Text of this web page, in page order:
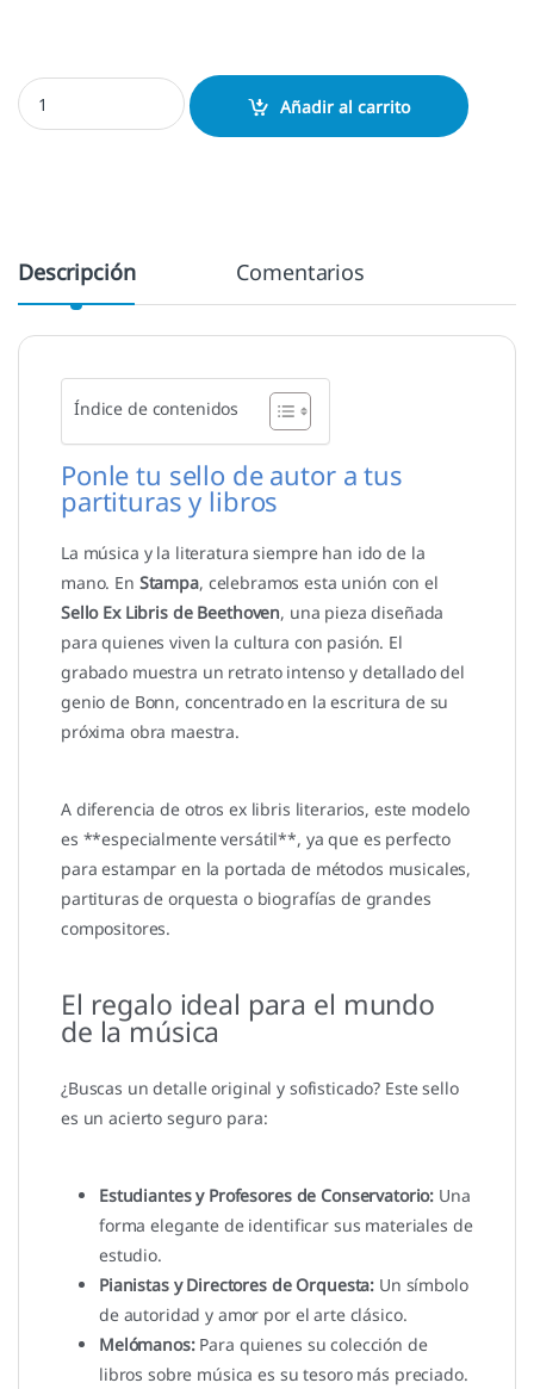
Sello Ex Libris Beethoven Personalizado cantidad
Añadir al carrito
Descripción Comentarios
Índice de contenidos
Ponle tu sello de autor a tus
partituras y libros
La música y la literatura siempre han ido de la
mano. En Stampa, celebramos esta unión con el
Sello Ex Libris de Beethoven, una pieza diseñada
para quienes viven la cultura con pasión. El
grabado muestra un retrato intenso y detallado del
genio de Bonn, concentrado en la escritura de su
próxima obra maestra.
A diferencia de otros ex libris literarios, este modelo
es **especialmente versátil**, ya que es perfecto
para estampar en la portada de métodos musicales,
partituras de orquesta o biografías de grandes
compositores.
El regalo ideal para el mundo
de la música
¿Buscas un detalle original y sofisticado? Este sello
es un acierto seguro para:
Estudiantes y Profesores de Conservatorio: Una
forma elegante de identificar sus materiales de
estudio.
Pianistas y Directores de Orquesta: Un símbolo
de autoridad y amor por el arte clásico.
Melómanos:Para quienes su colección de
libros sobre música es su tesoro más preciado.